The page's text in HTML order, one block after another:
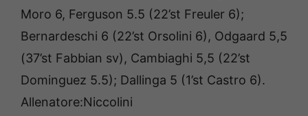
Moro 6, Ferguson 5.5 (22’st Freuler 6);
Bernardeschi 6 (22’st Orsolini 6), Odgaard 5,5
(37’st Fabbian sv), Cambiaghi 5,5 (22’st
Dominguez 5.5); Dallinga 5 (1’st Castro 6).
Allenatore:Niccolini